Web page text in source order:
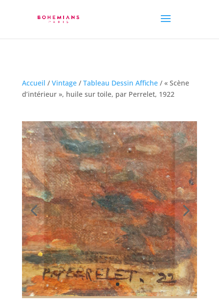
Accueil / Vintage/ Tableau Dessin Affiche/ « Scène
d’intérieur », huile sur toile, par Perrelet, 1922